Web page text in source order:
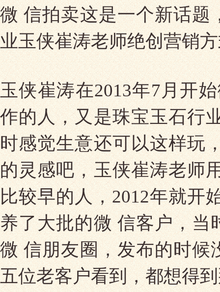
微 信拍卖这是一个新话题
业玉侠崔涛老师绝创营销
玉侠崔涛在2013年7月开
作的人，又是珠宝玉石行
时感觉生意还可以这样玩
的灵感吧，玉侠崔涛老师
比较早的人，2012年就开
养了大批的微 信客户，当
微 信朋友圈，发布的时候
五位老客户看到，都想得